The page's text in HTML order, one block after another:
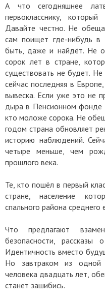
А что сегодняшнее
первокласснику,
Давайте честно. Не
сам поищет где-нибудь в
быть, даже и найдёт. Не
сорок лет в стране,
существовать не будет.
сейчас последняя в
вывеска. Если уже это не
дыра в Пенсионном фонде
кто моложе сорока. Не
годом страна обновляет
историю наблюдений.
четыре меньше, чем
прошлого века.
Те, кто пошёл в первый
стране, население
спального района среднего
Что предлагают
безопасности, рассказы
Идентичность вместо
Но завтраком из одной
человека двадцать лет,
станет зашибись.